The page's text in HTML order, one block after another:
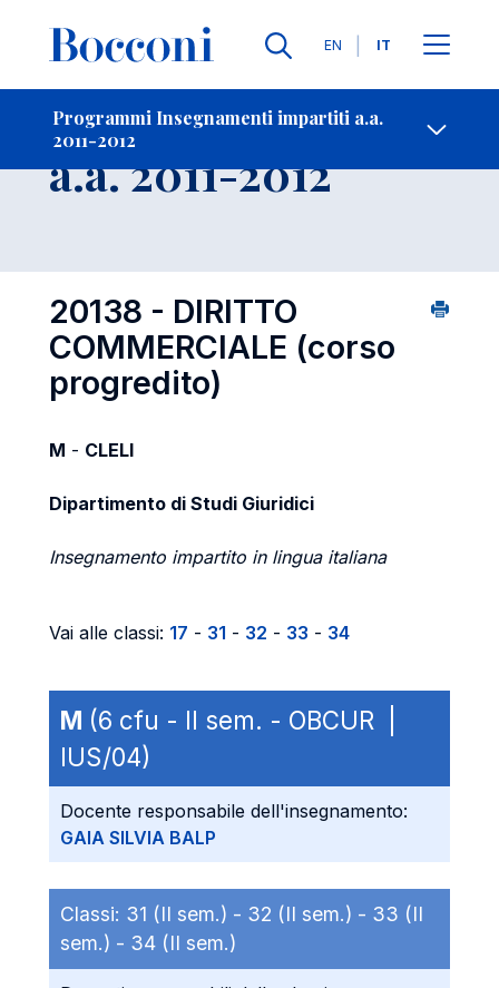
Lingue
EN IT
Programmi Insegnamenti impartiti a.a.
2011-2012
-
Insegnamento
a.a. 2011-2012
20138 - DIRITTO
COMMERCIALE (corso
progredito)
M - CLELI
Dipartimento di Studi Giuridici
Insegnamento impartito in lingua italiana
Vai alle classi: 17 - 31 - 32 - 33 - 34
M (6 cfu - II sem. - OBCUR |
IUS/04)
Docente responsabile dell'insegnamento:
GAIA SILVIA BALP
Classi: 31 (II sem.) - 32 (II sem.) - 33 (II
sem.) - 34 (II sem.)